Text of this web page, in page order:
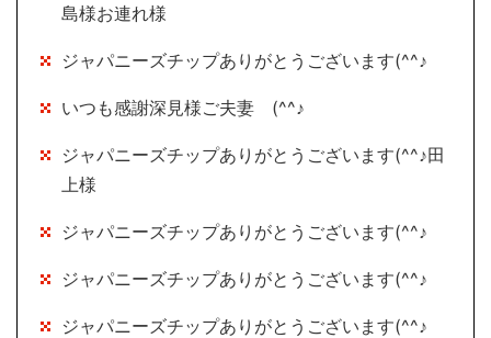
島様お連れ様
ジャパニーズチップありがとうございます(^^♪
いつも感謝深見様ご夫妻 (^^♪
ジャパニーズチップありがとうございます(^^♪田
上様
ジャパニーズチップありがとうございます(^^♪
ジャパニーズチップありがとうございます(^^♪
ジャパニーズチップありがとうございます(^^♪